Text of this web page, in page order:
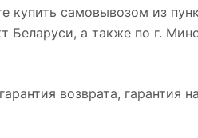
купить самовывозом из
Беларуси, а также по г.
возврата, гарантия